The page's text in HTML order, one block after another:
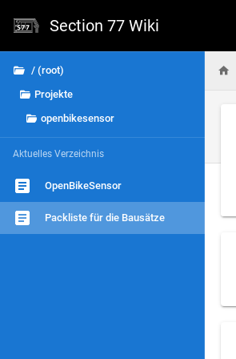
Section 77 Wiki
/ (root)
Projekte
openbikesensor
Aktuelles Verzeichnis
OpenBikeSensor
Packliste für die Bausätze